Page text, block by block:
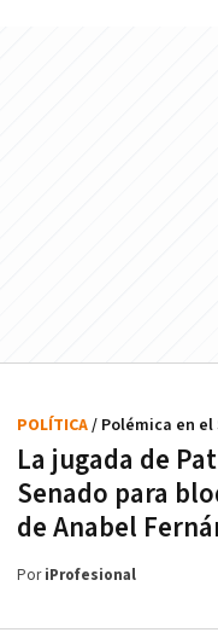
La jugada de
Senado para
de Anabel
POLÍTICA/ Polémica en el
PoriProfesional